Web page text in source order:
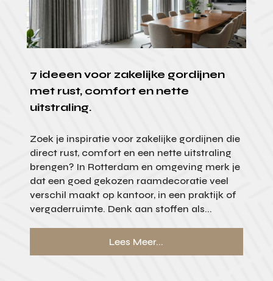
7 ideeen voor zakelijke gordijnen
met rust, comfort en nette
uitstraling.
Zoek je inspiratie voor zakelijke gordijnen die
direct rust, comfort en een nette uitstraling
brengen? In Rotterdam en omgeving merk je
dat een goed gekozen raamdecoratie veel
verschil maakt op kantoor, in een praktijk of
vergaderruimte. Denk aan stoffen als...
Lees Meer...